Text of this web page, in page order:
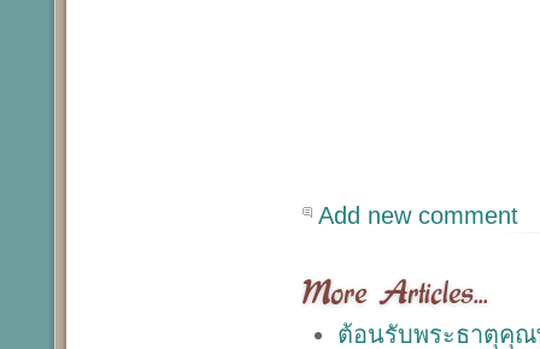
Add new comment
More Articles...
ต้อนรับพระธาตุคุ